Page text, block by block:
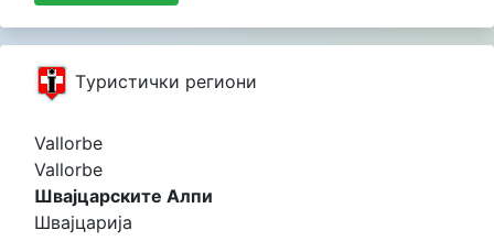
Tуристички региони
Vallorbe
Vallorbe
Швајцарските Алпи
Швајцарија